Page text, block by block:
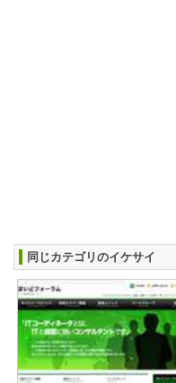
同じカテゴリのイケサイ